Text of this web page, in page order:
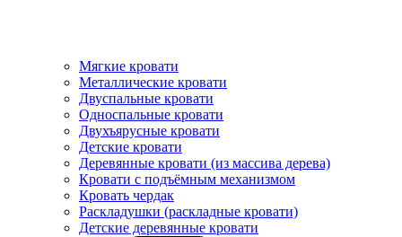
Мягкие кровати
Металлические кровати
Двуспальные кровати
Односпальные кровати
Двухъярусные кровати
Детские кровати
Деревянные кровати (из массива дерева)
Кровати с подъёмным механизмом
Кровать чердак
Раскладушки (раскладные кровати)
Детские деревянные кровати